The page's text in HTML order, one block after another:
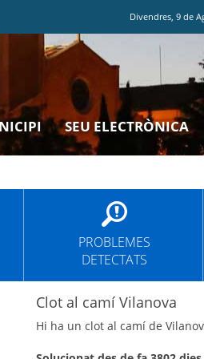
Divendres,9 de
SEU ELECTRÒNICA
PROBLEMES
DETECTATS
Clot al camí Vilanova
Hi ha un clot al camí de